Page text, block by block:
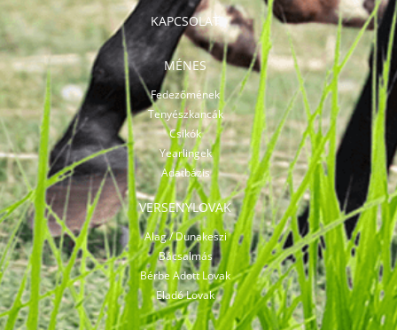
KAPCSOLAT
MÉNES
Fedezőmének
Tenyészkancák
Csikók
Yearlingek
Adatbázis
VERSENYLOVAK
Alag / Dunakeszi
Bácsalmás
Bérbe Adott Lovak
Eladó Lovak